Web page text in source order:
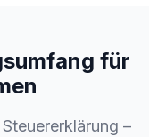
für
–